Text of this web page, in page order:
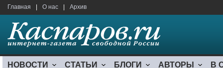
Главная О нас Архив
НОВОСТИ СТАТЬИ БЛОГИ АВТОРЫ В